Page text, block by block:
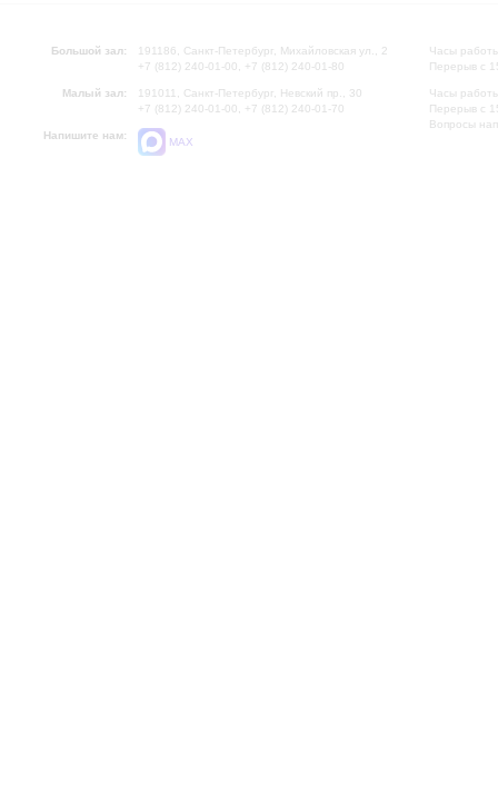
Большой зал:
191186, Санкт-Петербург, Михайловская ул., 2
+7 (812) 240-01-00, +7 (812) 240-01-80
Малый зал:
191011, Санкт-Петербург, Невский пр., 30
+7 (812) 240-01-00, +7 (812) 240-01-70
Напишите нам:
MAX
Часы
Перерыв с
Часы
Перерыв с
Вопросы